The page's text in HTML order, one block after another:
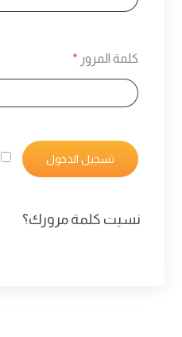
كلمة المرور *
تسجيل الدخول
نسيت كلمة مرورك؟